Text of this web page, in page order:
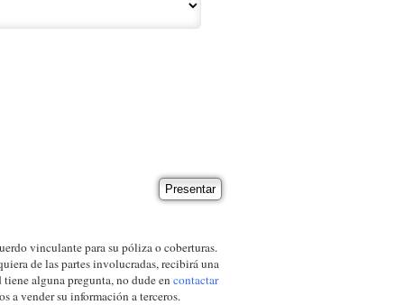
vinculante para su póliza o coberturas.
de las partes involucradas, recibirá una
alguna pregunta, no dude encontactar
a vender su información a terceros.